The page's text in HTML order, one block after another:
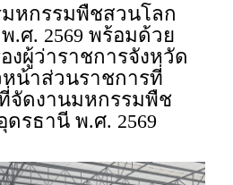
มหกรรมพืชสวนโลก
.ศ. 2569 พร้อมด้วย
งผู้ว่าราชการจังหวัด
น้าส่วนราชการที่
จัดงานมหกรรมพืช
รธานี พ.ศ. 2569